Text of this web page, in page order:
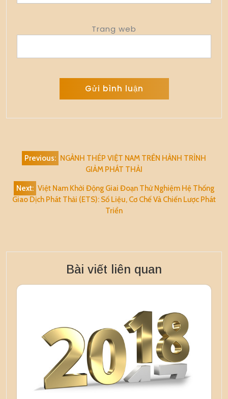
Trang web
Điều
hướng
bài
viết
Previous: NGÀNH THÉP VIỆT NAM TRÊN HÀNH TRÌNH
GIẢM PHÁT THẢI
Next: Việt Nam Khởi Động Giai Đoạn Thử Nghiệm Hệ Thống
Giao Dịch Phát Thải (ETS): Số Liệu, Cơ Chế Và Chiến Lược Phát
Triển
Bài viết liên quan